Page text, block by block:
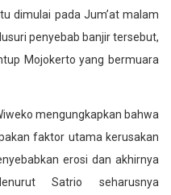
dimulai pada Jum’at malam
penyebab banjir tersebut,
Mojokerto yang bermuara
mengungkapkan bahwa
faktor utama kerusakan
erosi dan akhirnya
Satrio seharusnya